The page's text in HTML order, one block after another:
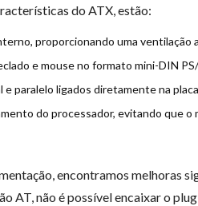
do ATX, estão:
proporcionando uma ventilação
e mouse no formato mini-DIN
paralelo ligados diretamente na
do processador, evitando que o
encontramos melhoras
AT, não é possível encaixar o